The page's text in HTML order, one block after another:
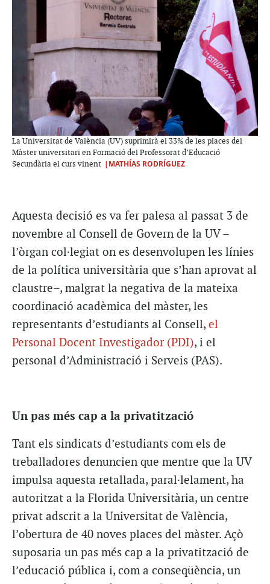
La Universitat de València (UV) suprimirà el 33% de les places del
Màster universitari en Formació del Professorat d’Educació
Secundària el curs vinent |MATHÍAS RODRÍGUEZ
Aquesta decisió es va fer palesa al passat 3 de
novembre al Consell de Govern de la UV –
l’òrgan col·legiat on es desenvolupen les línies
de la política universitària que s’han aprovat al
claustre–, malgrat la negativa de la mateixa
coordinació acadèmica del màster, les
representants d’estudiants al Consell, el
Personal Docent Investigador (PDI), i el
personal d’Administració i Serveis (PAS).
Un pas més cap a la privatització
Tant els sindicats d’estudiants com els de
treballadores denuncien que mentre que la UV
impulsa aquesta retallada, paral·lelament, ha
autoritzat a la Florida Universitària, un centre
privat adscrit a la Universitat de València,
l’obertura de 40 noves places del màster. Açò
suposaria un pas més cap a la privatització de
l’educació pública i, com a conseqüència, un